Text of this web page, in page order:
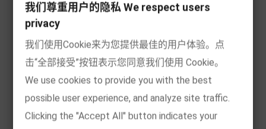
我们尊重用户的隐私 We respect users
privacy
我们使用Cookie来为您提供最佳的用户体验。点
击“全部接受”按钮表示您同意我们使用 Cookie。
We use cookies to provide you with the best
possible user experience, and analyze site traffic.
Clicking the "Accept All" button indicates your